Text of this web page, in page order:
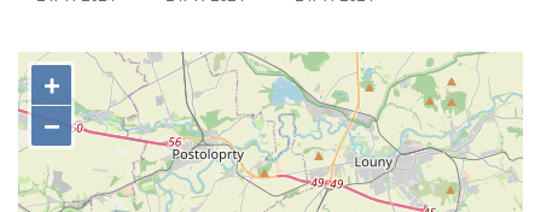
Centrální kříž hřbitova v Římově
Kříž na návsi v Dolním Třeboníně
Kříž poblíž domu čp. 169 v Plavu
Kříž na návsi v Plavu
Boží muka v Plavu